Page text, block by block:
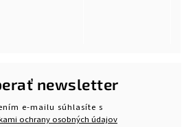
newsletter
e-mailu súhlasíte s
ochrany osobných údajov